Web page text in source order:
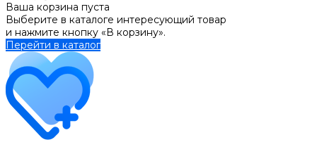
Ваша корзина пуста
Выберите в каталоге интересующий товар
и нажмите кнопку «В корзину».
Перейти в каталог